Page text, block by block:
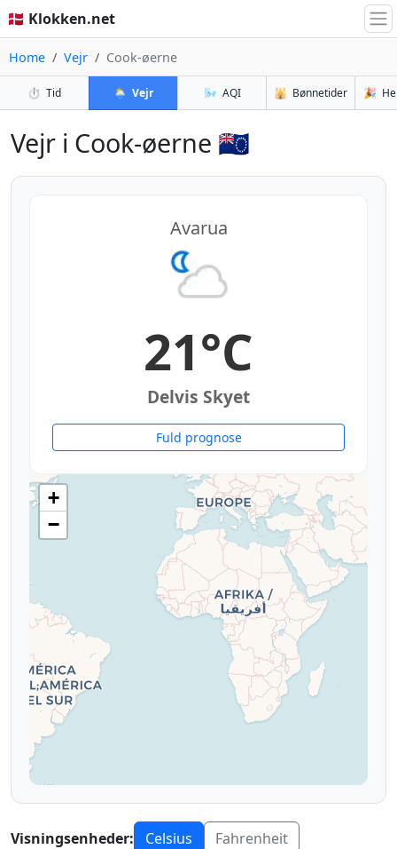
🇩🇰 Klokken.net
Home Vejr Cook-øerne
⏱️ Tid 🌦️ Vejr 🌬️ AQI 🕌 Bønnetider 🎉
Vejr i Cook-øerne 🇨🇰
Avarua
21°C
Delvis Skyet
Fuld prognose
+
−
Visningsenheder: Celsius Fahrenheit